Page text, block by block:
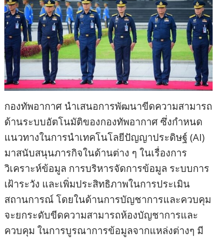
กองทัพอากาศ นำเสนอการพัฒนาขีดความสามารถ
ด้านระบบอัตโนมัติของกองทัพอากาศ ซึ่งกำหนด
แนวทางในการนำเทคโนโลยีปัญญาประดิษฐ์ (AI)
มาสนับสนุนภารกิจในด้านต่าง ๆ ในเรื่องการ
วิเคราะห์ข้อมูล การบริหารจัดการข้อมูล ระบบการ
เฝ้าระวัง และเพิ่มประสิทธิภาพในการประเมิน
สถานการณ์ โดยในด้านการบัญชาการและควบคุม
จะยกระดับขีดความสามารถห้องบัญชาการและ
ควบคุม ในการบูรณาการข้อมูลจากแหล่งต่างๆ มี